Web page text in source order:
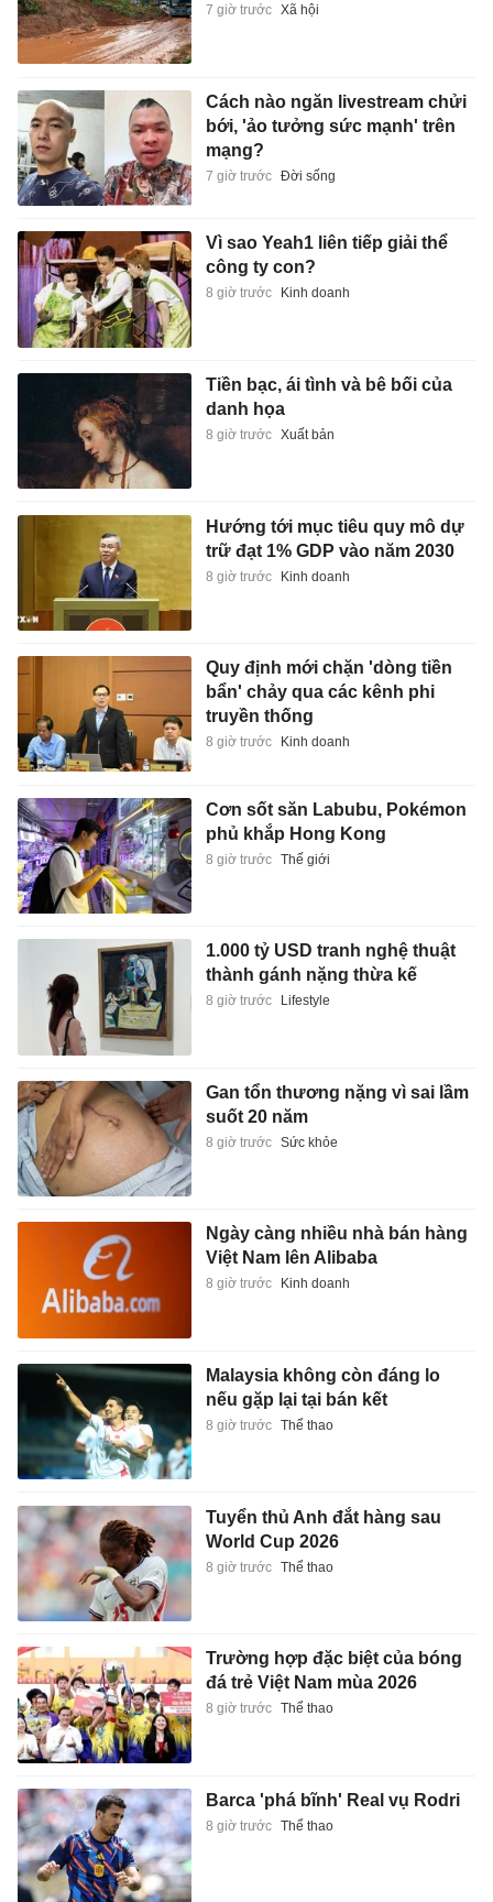
7 giờ trước Xã hội
Cách nào ngăn livestream chửi
bới, 'ảo tưởng sức mạnh' trên
mạng?
7 giờ trước Đời sống
Vì sao Yeah1 liên tiếp giải thể
công ty con?
8 giờ trước Kinh doanh
Tiền bạc, ái tình và bê bối của
danh họa
8 giờ trước Xuất bản
Hướng tới mục tiêu quy mô dự
trữ đạt 1% GDP vào năm 2030
8 giờ trước Kinh doanh
Quy định mới chặn 'dòng tiền
bẩn' chảy qua các kênh phi
truyền thống
8 giờ trước Kinh doanh
Cơn sốt săn Labubu, Pokémon
phủ khắp Hong Kong
8 giờ trước Thế giới
1.000 tỷ USD tranh nghệ thuật
thành gánh nặng thừa kế
8 giờ trước Lifestyle
Gan tổn thương nặng vì sai lầm
suốt 20 năm
8 giờ trước Sức khỏe
Ngày càng nhiều nhà bán hàng
Việt Nam lên Alibaba
8 giờ trước Kinh doanh
Malaysia không còn đáng lo
nếu gặp lại tại bán kết
8 giờ trước Thể thao
Tuyển thủ Anh đắt hàng sau
World Cup 2026
8 giờ trước Thể thao
Trường hợp đặc biệt của bóng
đá trẻ Việt Nam mùa 2026
8 giờ trước Thể thao
Barca 'phá bĩnh' Real vụ Rodri
8 giờ trước Thể thao